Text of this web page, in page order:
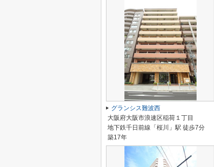
グランシス難波西
大阪府大阪市浪速区稲荷１丁目
地下鉄千日前線「桜川」駅 徒歩7分
築17年